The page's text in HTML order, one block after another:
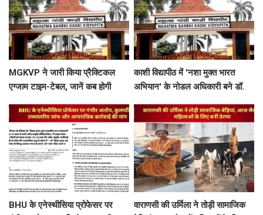
MGKVP ने जारी किया प्रैक्टिकल
एग्जाम टाइम-टेबल, जानें कब होगी
काशी विद्यापीठ में 'नशा मुक्त भारत
अभियान' के नोडल अधिकारी बने डॉ.
BHU के एनेस्थीसिया प्रोफेसर पर
वाराणसी की उर्मिला ने तोड़ी सामाजिक